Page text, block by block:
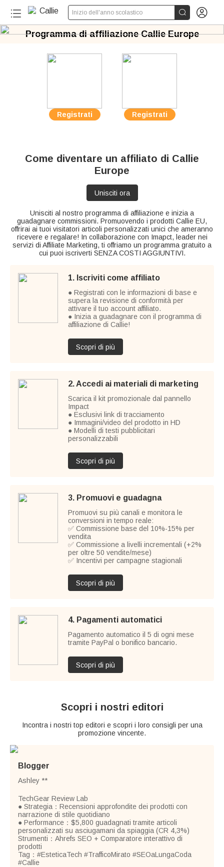
Inizio dell'anno scolastico  
Programma di affiliazione Callie Europe
Registrati Registrati
Come diventare un affiliato di Callie
Europe
Unisciti ora
Unisciti al nostro programma di affiliazione e inizia a
guadagnare commissioni. Promuovendo i prodotti Callie EU,
offrirai ai tuoi visitatori articoli personalizzati unici che ameranno
ricevere e regalare! In collaborazione con Imapct, leader nei
servizi di Affiliate Marketing, ti offriamo un programma gratuito a
cui puoi iscriverti SENZA COSTI AGGIUNTIVI.
1. Iscriviti come affiliato
● Registrati con le informazioni di base e
supera la revisione di conformità per
attivare il tuo account affiliato.
● Inizia a guadagnare con il programma di
affiliazione di Callie!
Scopri di più
2. Accedi ai materiali di marketing
Scarica il kit promozionale dal pannello
Impact
● Esclusivi link di tracciamento
● Immagini/video del prodotto in HD
● Modelli di testi pubblicitari
personalizzabili
Scopri di più
3. Promuovi e guadagna
Promuovi su più canali e monitora le
conversioni in tempo reale:
✅ Commissione base del 10%-15% per
vendita
✅ Commissione a livelli incrementali (+2%
per oltre 50 vendite/mese)
✅ Incentivi per campagne stagionali
Scopri di più
4. Pagamenti automatici
Pagamento automatico il 5 di ogni mese
tramite PayPal o bonifico bancario.
Scopri di più
Scopri i nostri editori
Incontra i nostri top editori e scopri i loro consigli per una
promozione vincente.
Blogger
Ashley **
TechGear Review Lab
● Strategia：Recensioni approfondite dei prodotti con
narrazione di stile quotidiano
● Performance：$5,800 guadagnati tramite articoli
personalizzati su asciugamani da spiaggia (CR 4,3%)
Strumenti：Ahrefs SEO + Comparatore interattivo di
prodotti
Tag：#EsteticaTech #TrafficoMirato #SEOaLungaCoda
#Callie